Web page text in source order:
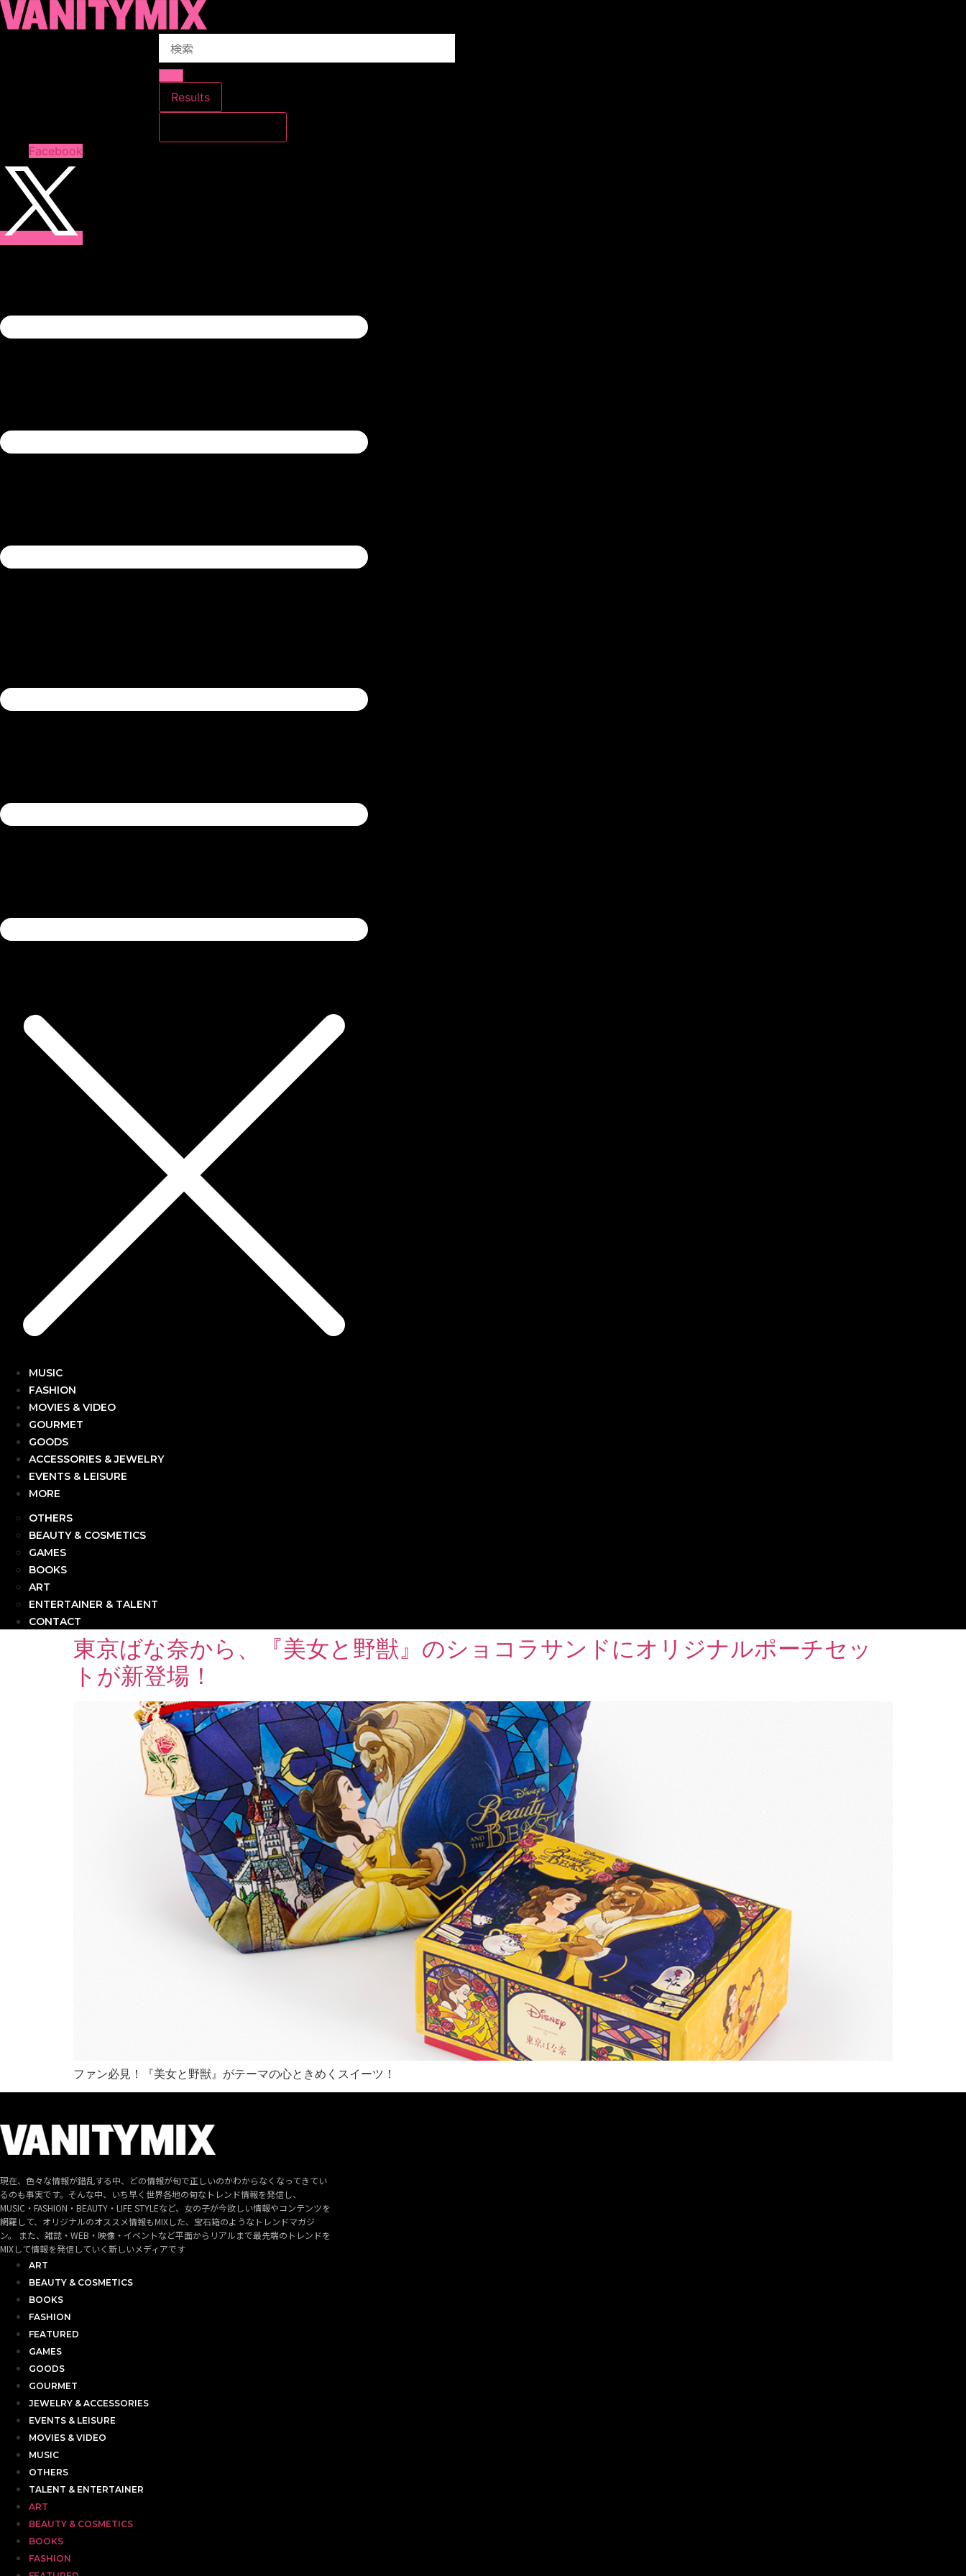
コ
ン
プ
Search
Results
Facebook
MUSIC
FASHION
MOVIES & VIDEO
GOURMET
GOODS
ACCESSORIES & JEWELRY
EVENTS & LEISURE
MORE
OTHERS
BEAUTY & COSMETICS
GAMES
BOOKS
ART
ENTERTAINER & TALENT
CONTACT
東京ばな奈から、『美女と野獣』のショコラサンドにオリジナルポーチセッ
トが新登場！
ファン必見！『美女と野獣』がテーマの心ときめくスイーツ！
現在、色々な情報が錯乱する中、どの情報が旬で正しいのかわからなくなってきてい
るのも事実です。そんな中、いち早く世界各地の旬なトレンド情報を発信し、
MUSIC・FASHION・BEAUTY・LIFE STYLEなど、女の子が今欲しい情報やコンテンツを
網羅して、オリジナルのオススメ情報もMIXした、宝石箱のようなトレンドマガジ
ン。 また、雑誌・WEB・映像・イベントなど平面からリアルまで最先端のトレンドを
MIXして情報を発信していく新しいメディアです
ART
BEAUTY & COSMETICS
BOOKS
FASHION
FEATURED
GAMES
GOODS
GOURMET
JEWELRY & ACCESSORIES
EVENTS & LEISURE
MOVIES & VIDEO
MUSIC
OTHERS
TALENT & ENTERTAINER
ART
BEAUTY & COSMETICS
BOOKS
FASHION